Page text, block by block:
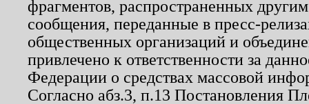
фрагментов, распространенных
сообщения, переданные в пресс-
общественных организаций и
привлечено к ответственности за
Федерации о средствах массовой
Согласно абз.3, п.13 Постановления